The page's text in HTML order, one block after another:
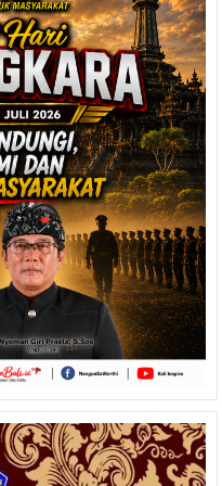
Membangun
Bali